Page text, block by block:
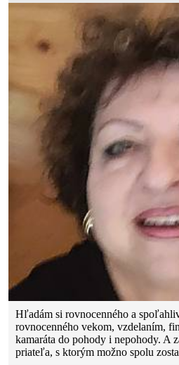
Hľadám si rovnocenného a
rovnocenného vekom, vzdelaním,
kamaráta do pohody i nepohody. A
priateľa, s ktorým možno spolu